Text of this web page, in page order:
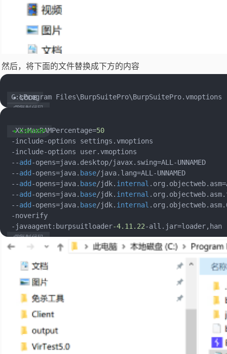
然后，将下面的文件替换成下方的内容
C:\Program Files\BurpSuitePro\BurpSuitePro.vmoptions
复制代码
-XX:MaxRAMPercentage=50
-include-options settings.vmoptions
-include-options user.vmoptions
--add -opens=java.desktop/javax.swing=ALL-UNNAMED
--add -opens=java. base/java.lang=ALL-UNNAMED
--add -opens=java. base/jdk. internal
--add -opens=java. base/jdk. internal
--add -opens=java. base/jdk. internal
-noverify
-javaagent:burpsuitloader-4.11 .22-all.jar=loader,han
复制代码